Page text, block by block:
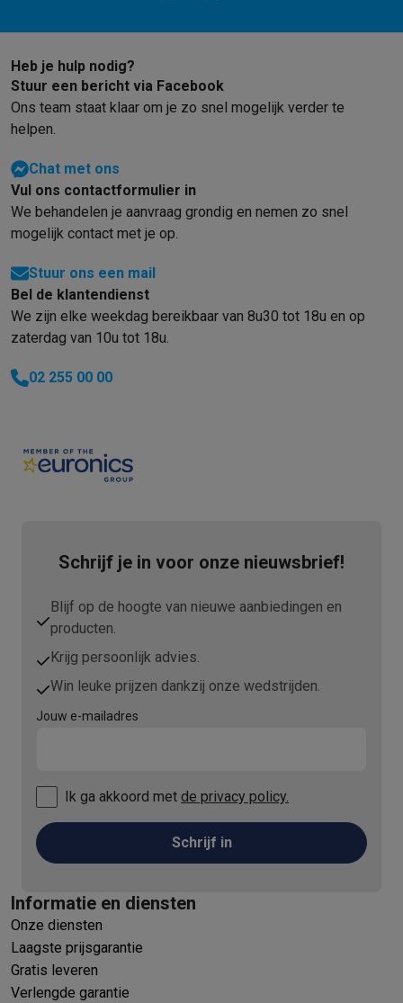
Heb je hulp nodig?
Stuur een bericht via Facebook
Ons team staat klaar om je zo snel mogelijk verder te
helpen.
Chat met ons
Vul ons contactformulier in
We behandelen je aanvraag grondig en nemen zo snel
mogelijk contact met je op.
Stuur ons een mail
Bel de klantendienst
We zijn elke weekdag bereikbaar van 8u30 tot 18u en op
zaterdag van 10u tot 18u.
02 255 00 00
Schrijf je in voor onze nieuwsbrief!
Blijf op de hoogte van nieuwe aanbiedingen en
producten.
Krijg persoonlijk advies.
Win leuke prijzen dankzij onze wedstrijden.
Jouw e-mailadres
Ik ga akkoord met de privacy policy.
Schrijf in
Informatie en diensten
Onze diensten
Laagste prijsgarantie
Gratis leveren
Verlengde garantie